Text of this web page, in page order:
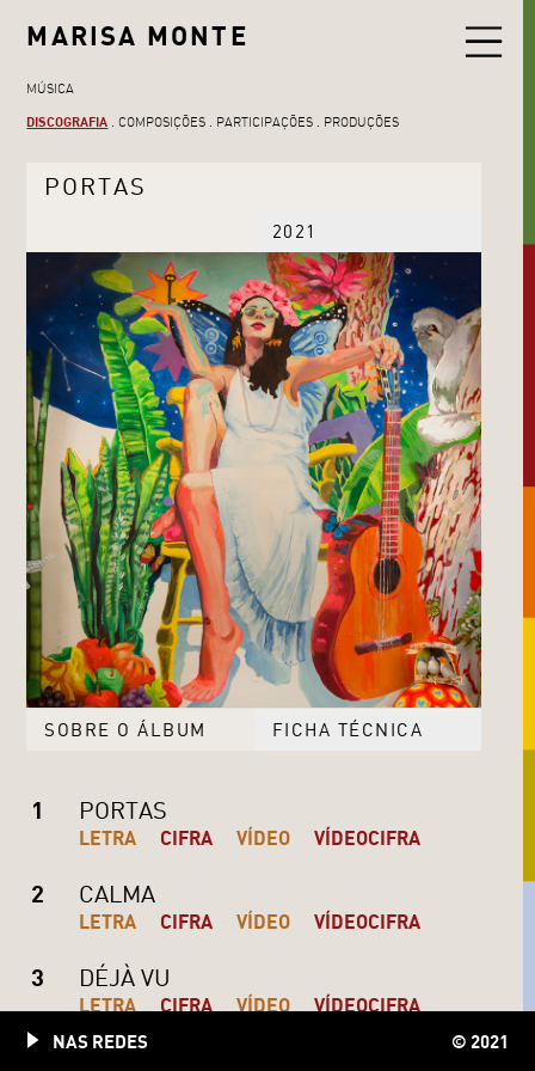
MARISA MONTE
MÚSICA
DISCOGRAFIA COMPOSIÇÕES PARTICIPAÇÕES PRODUÇÕES
PORTAS
2021
SOBRE O ÁLBUM FICHA TÉCNICA
1 PORTAS
LETRA CIFRA VÍDEO VÍDEOCIFRA
2 CALMA
LETRA CIFRA VÍDEO VÍDEOCIFRA
3 DÉJÀ VU
LETRA CIFRA VÍDEO VÍDEOCIFRA
NAS REDES © 2021